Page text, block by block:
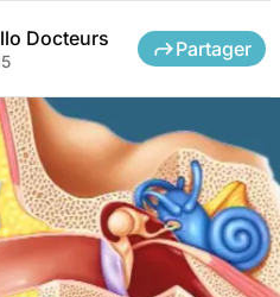
Docteurs Partager